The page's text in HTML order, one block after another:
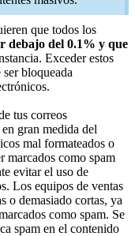
que todos los
debajo del 0.1% y que
Exceder estos
bloqueada
tus correos
gran medida del
mal formateados o
marcados como spam
evitar el uso de
Los equipos de ventas
o demasiado cortas, ya
como spam. Se
spam en el contenido